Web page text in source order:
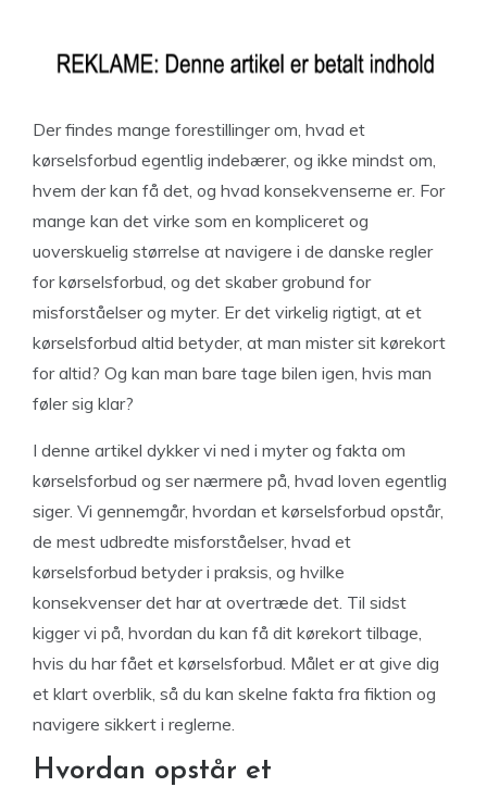
Der findes mange forestillinger om, hvad et
kørselsforbud egentlig indebærer, og ikke mindst om,
hvem der kan få det, og hvad konsekvenserne er. For
mange kan det virke som en kompliceret og
uoverskuelig størrelse at navigere i de danske regler
for kørselsforbud, og det skaber grobund for
misforståelser og myter. Er det virkelig rigtigt, at et
kørselsforbud altid betyder, at man mister sit kørekort
for altid? Og kan man bare tage bilen igen, hvis man
føler sig klar?
I denne artikel dykker vi ned i myter og fakta om
kørselsforbud og ser nærmere på, hvad loven egentlig
siger. Vi gennemgår, hvordan et kørselsforbud opstår,
de mest udbredte misforståelser, hvad et
kørselsforbud betyder i praksis, og hvilke
konsekvenser det har at overtræde det. Til sidst
kigger vi på, hvordan du kan få dit kørekort tilbage,
hvis du har fået et kørselsforbud. Målet er at give dig
et klart overblik, så du kan skelne fakta fra fiktion og
navigere sikkert i reglerne.
Hvordan opstår et